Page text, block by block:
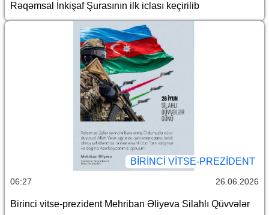
Rəqəmsal İnkişaf Şurasının ilk iclası keçirilib
BIRINCI VITSE-PREZIDENT
06:27 26.06.2026
Birinci vitse-prezident Mehriban Əliyeva Silahlı Qüvvələr